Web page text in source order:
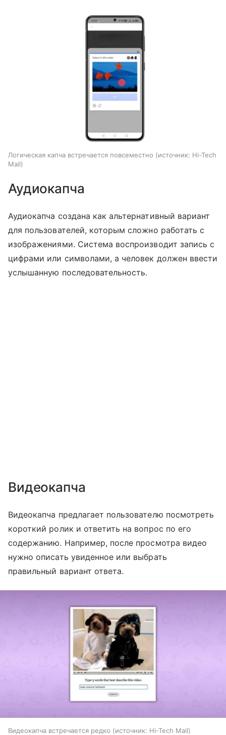
Логическая капча встречается повсеместно источник: Hi-Tech
Mail
Аудиокапча
Аудиокапча создана как альтернативный вариант
для пользователей, которым сложно работать с
изображениями. Система воспроизводит запись с
цифрами или символами, а человек должен ввести
услышанную последовательность.
Видеокапча
Видеокапча предлагает пользователю посмотреть
короткий ролик и ответить на вопрос по его
содержанию. Например, после просмотра видео
нужно описать увиденное или выбрать
правильный вариант ответа.
Видеокапча встречается редко источник: Hi-Tech Mail